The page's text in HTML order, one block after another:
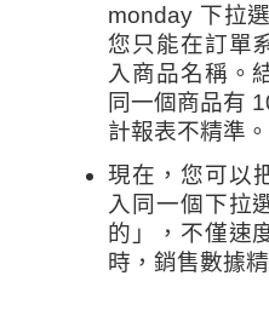
monday 下拉
您只能在訂單
入商品名稱。
同一個商品有
計報表不精準。
現在，您可以
入同一個下拉
的」，不僅速
時，銷售數據